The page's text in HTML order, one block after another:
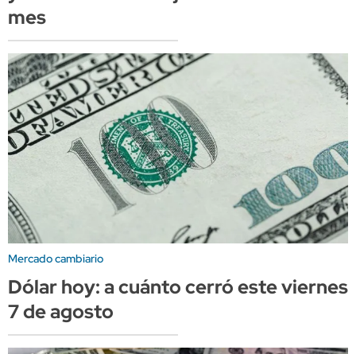
mes
Mercado cambiario
Dólar hoy: a cuánto cerró este viernes
7 de agosto